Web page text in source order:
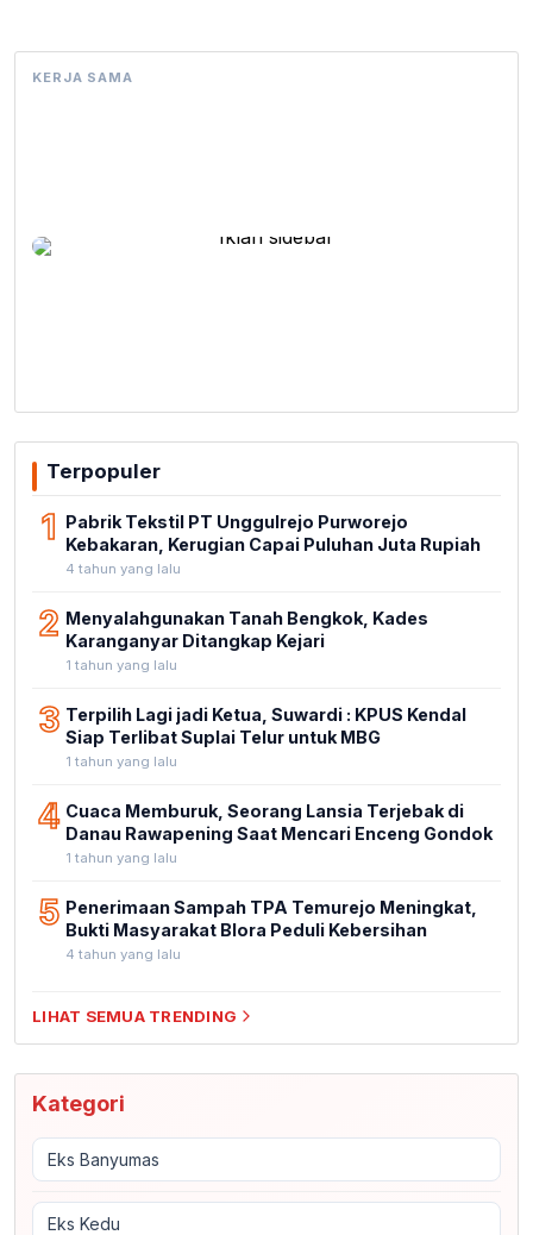
KERJA SAMA
Terpopuler
1 Pabrik Tekstil PT Unggulrejo Purworejo
Kebakaran, Kerugian Capai Puluhan Juta Rupiah
4 tahun yang lalu
2 Menyalahgunakan Tanah Bengkok, Kades
Karanganyar Ditangkap Kejari
1 tahun yang lalu
3 Terpilih Lagi jadi Ketua, Suwardi : KPUS Kendal
Siap Terlibat Suplai Telur untuk MBG
1 tahun yang lalu
4 Cuaca Memburuk, Seorang Lansia Terjebak di
Danau Rawapening Saat Mencari Enceng Gondok
1 tahun yang lalu
5 Penerimaan Sampah TPA Temurejo Meningkat,
Bukti Masyarakat Blora Peduli Kebersihan
4 tahun yang lalu
LIHAT SEMUA TRENDING
Kategori
Eks Banyumas
Eks Kedu